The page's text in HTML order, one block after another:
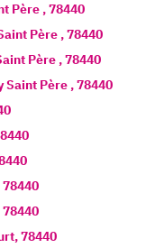
Père ,78440
Père ,78440
Père ,78440
Saint Père ,78440
78440
78440
,78440